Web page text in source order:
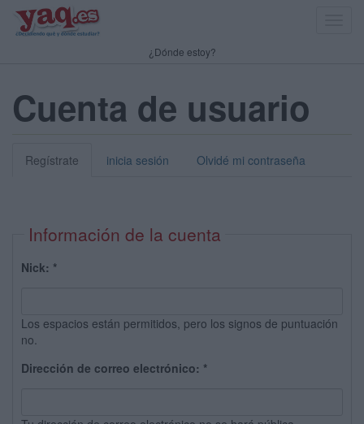
¿Dónde estoy?
Cuenta de usuario
Regístrate inicia sesión Olvidé mi contraseña
Información de la cuenta
Nick: *
Los espacios están permitidos, pero los signos de puntuación
no.
Dirección de correo electrónico: *